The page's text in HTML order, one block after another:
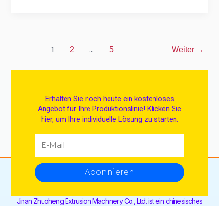
1 2 ... 5 Weiter →
Erhalten Sie noch heute ein kostenloses
Angebot für Ihre Produktionslinie! Klicken Sie
hier, um Ihre individuelle Lösung zu starten.
Abonnieren
Jinan Zhuoheng Extrusion Machinery Co., Ltd. ist ein chinesisches